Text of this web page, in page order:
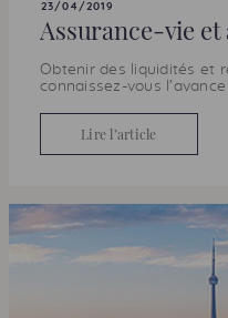
23/04/2019
Assurance-vie
Obtenir des liquidités et
connaissez-vous
Lire l’article